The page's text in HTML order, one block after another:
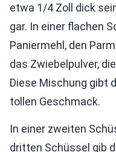
etwa 1/4 Zoll dick
gar. In einer flachen
Paniermehl, den
das Zwiebelpulver,
Diese Mischung gibt
tollen Geschmack.
In einer zweiten
dritten Schüssel gib